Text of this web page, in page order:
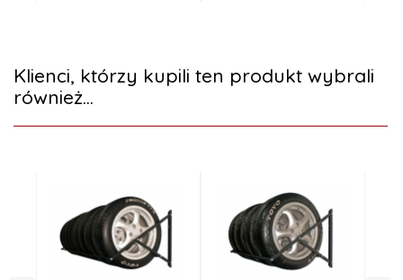
Klienci, którzy kupili ten produkt wybrali
również...